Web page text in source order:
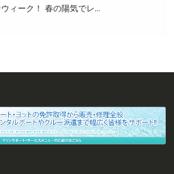
ィーク！ 春の陽気でレ...